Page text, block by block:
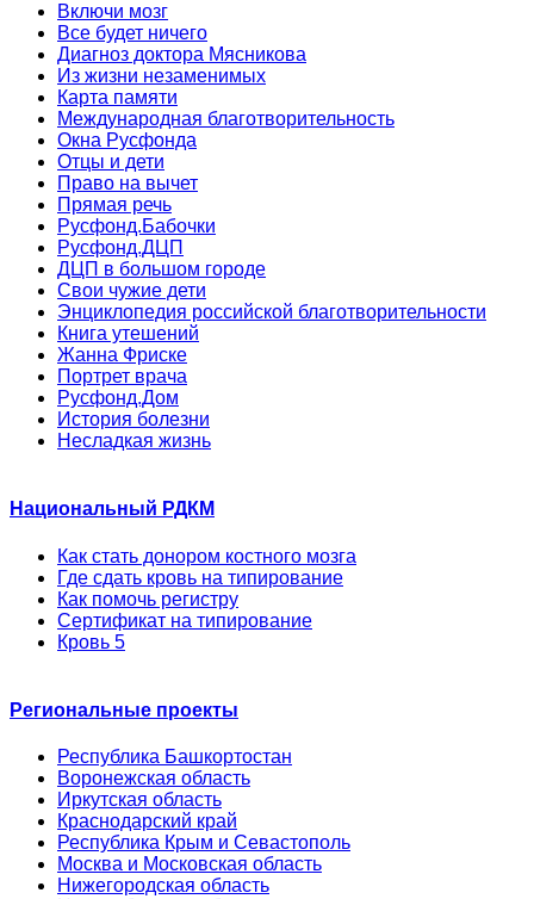
Включи мозг
Все будет ничего
Диагноз доктора Мясникова
Из жизни незаменимых
Карта памяти
Международная благотворительность
Окна Русфонда
Отцы и дети
Право на вычет
Прямая речь
Русфонд.Бабочки
Русфонд.ДЦП
ДЦП в большом городе
Свои чужие дети
Энциклопедия российской благотворительности
Книга утешений
Жанна Фриске
Портрет врача
Русфонд.Дом
История болезни
Несладкая жизнь
Национальный РДКМ
Как стать донором костного мозга
Где сдать кровь на типирование
Как помочь регистру
Сертификат на типирование
Кровь 5
Региональные проекты
Республика Башкортостан
Воронежская область
Иркутская область
Краснодарский край
Республика Крым и Севастополь
Москва и Московская область
Нижегородская область